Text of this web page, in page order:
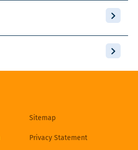
Sitemap
Privacy Statement